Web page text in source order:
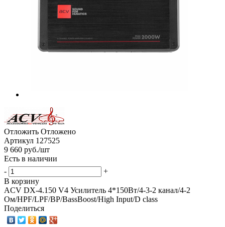
Отложить Отложено
Артикул 127525
9 660 руб./шт
Есть в наличии
-
+
В корзину
ACV DX-4.150 V4 Усилитель 4*150Вт/4-3-2 канал/4-2
Ом/HPF/LPF/BP/BassBoost/High Input/D class
Поделиться